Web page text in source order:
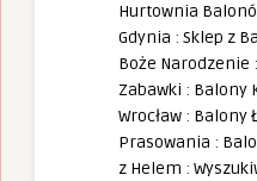
Hurtownia
Gdynia : Sklep z
Boże Narodzenie :
Zabawki : Balony
Wrocław : Balony
Prasowania :
z Helem :